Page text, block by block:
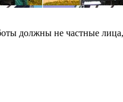
должны не частные